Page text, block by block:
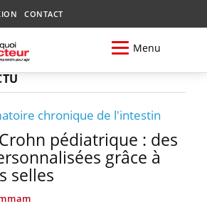
CONTACT
Menu
chronique de l'intestin
pédiatrique : des
grâce à
selles